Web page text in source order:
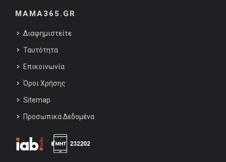
MAMA365.GR
Διαφημιστείτε
Ταυτότητα
Επικοινωνία
Όροι Χρήσης
Sitemap
Προσωπικά Δεδομένα